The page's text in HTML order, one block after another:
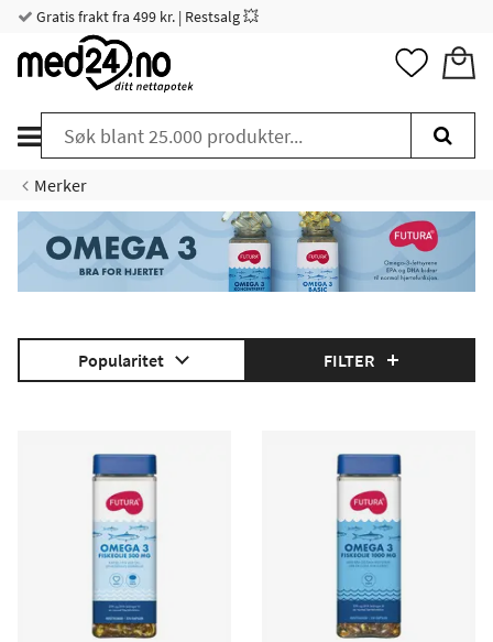
Gratis frakt fra 499 kr. | Restsalg 💥
Merker
Popularitet FILTER